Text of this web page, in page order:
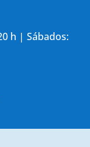
h | Sábados: